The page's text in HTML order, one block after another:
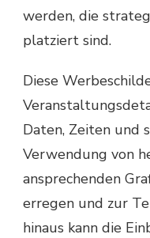
werden, die
platziert sind.
Diese
Daten, Zeiten und
Verwendung von
ansprechenden
erregen und zur
hinaus kann die